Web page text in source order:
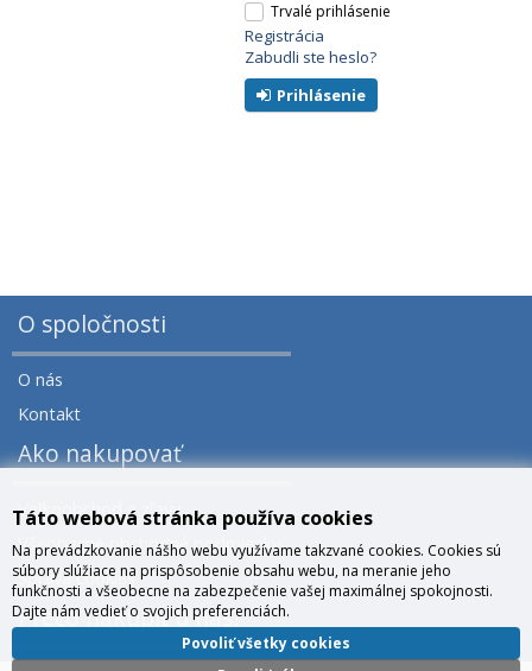
Trvalé prihlásenie
Registrácia
Zabudli ste heslo?
Prihlásenie
O spoločnosti
O nás
Kontakt
Ako nakupovať
Veľkoobchod a zľavy
Všeobecné obchodné podmienky
Správa cookies
Prečo nakúpiť u nás?
Táto webová stránka používa cookies
Na prevádzkovanie nášho webu využívame takzvané cookies. Cookies sú
súbory slúžiace na prispôsobenie obsahu webu, na meranie jeho
funkčnosti a všeobecne na zabezpečenie vašej maximálnej spokojnosti.
Dajte nám vedieť o svojich preferenciách.
Povoliť všetky cookies